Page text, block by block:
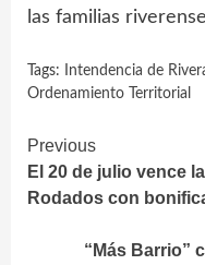
las familias
Tags: Intendencia de
Ordenamiento Territorial
Continue
Reading
Previous
El 20 de julio vence
Rodados con
“Más Barrio”